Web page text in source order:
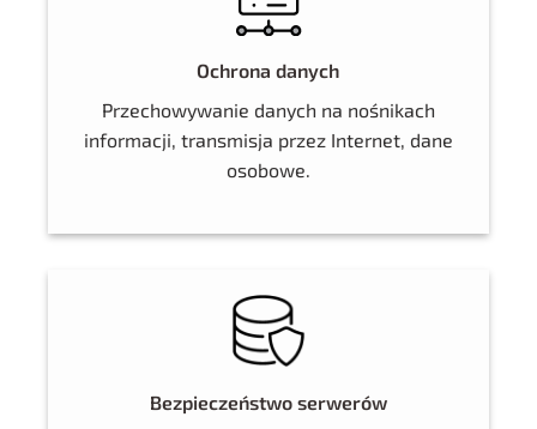
Ochrona danych
Przechowywanie danych na nośnikach
informacji, transmisja przez Internet, dane
osobowe.
Bezpieczeństwo serwerów